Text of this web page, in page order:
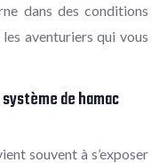
dans des conditions
aventuriers qui vous
de hamac
souvent à s’exposer